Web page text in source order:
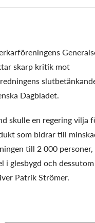
skarp kritik mot
Dagbladet.
skulle en regering vilja
som bidrar till
till 2 000
i glesbygd och
Patrik Strömer.